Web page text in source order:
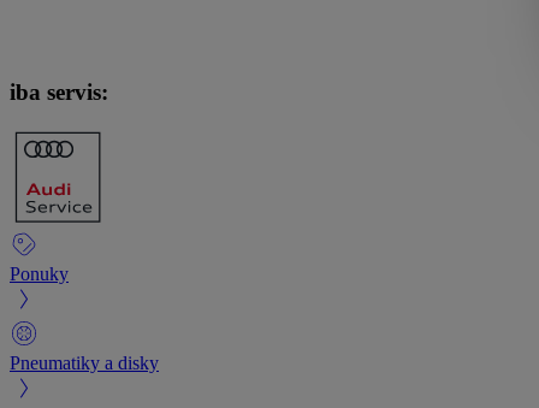
iba servis:
Ponuky
Pneumatiky a disky